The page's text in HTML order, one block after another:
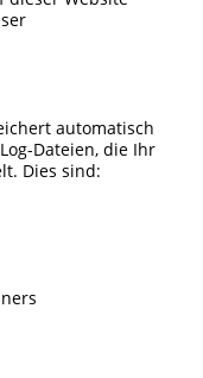
automatisch
Dateien, die Ihr
Dies sind: